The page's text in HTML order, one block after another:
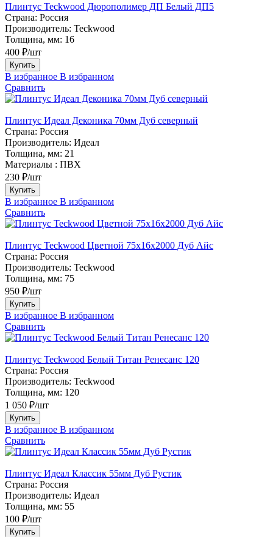
Плинтус Teckwood Дюрополимер ДП Белый ДП5
Страна: Россия
Производитель: Teckwood
Толщина, мм: 16
400 ₽/шт
Купить
В избранное В избранном
Сравнить
Плинтус Идеал Деконика 70мм Дуб северный
Страна: Россия
Производитель: Идеал
Толщина, мм: 21
Материалы : ПВХ
230 ₽/шт
Купить
В избранное В избранном
Сравнить
Плинтус Teckwood Цветной 75х16х2000 Дуб Айс
Страна: Россия
Производитель: Teckwood
Толщина, мм: 75
950 ₽/шт
Купить
В избранное В избранном
Сравнить
Плинтус Teckwood Белый Титан Ренесанс 120
Страна: Россия
Производитель: Teckwood
Толщина, мм: 120
1 050 ₽/шт
Купить
В избранное В избранном
Сравнить
Плинтус Идеал Классик 55мм Дуб Рустик
Страна: Россия
Производитель: Идеал
Толщина, мм: 55
100 ₽/шт
Купить